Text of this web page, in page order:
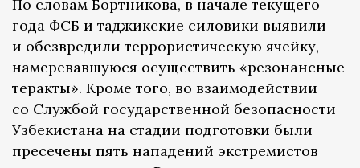
По словам Бортникова, в начале текущего
года ФСБ и таджикские силовики выявили
и обезвредили террористическую ячейку,
намеревавшуюся осуществить «резонансные
теракты». Кроме того, во взаимодействии
со Службой государственной безопасности
Узбекистана на стадии подготовки были
пресечены пять нападений экстремистов